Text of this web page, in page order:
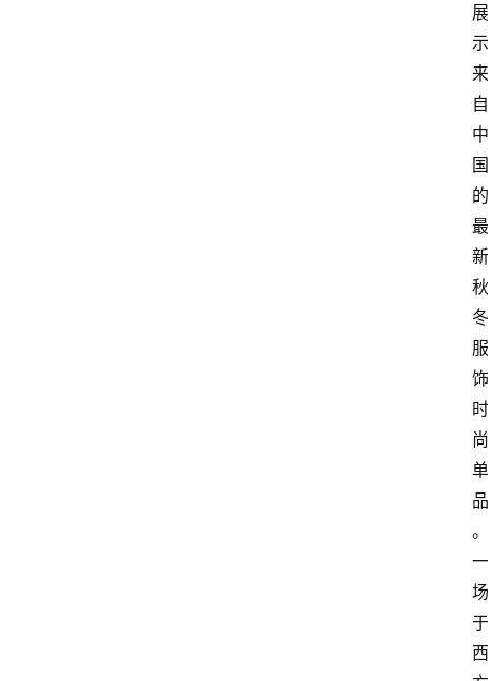
展
示
来
自
中
国
的
最
新
秋
冬
服
饰
时
尚
单
品
。
一
场
于
西